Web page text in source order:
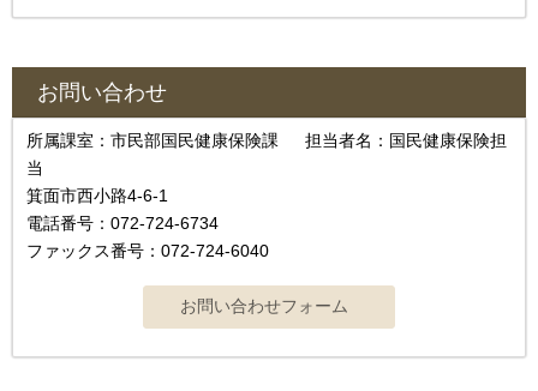
お問い合わせ
所属課室：市民部国民健康保険課 担当者名：国民健康保険担
当
箕面市西小路4‐6‐1
電話番号：072-724-6734
ファックス番号：072-724-6040